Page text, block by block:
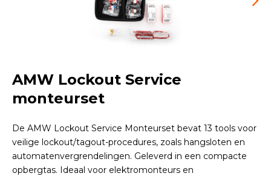
AMW Lockout Service
monteurset
De AMW Lockout Service Monteurset bevat 13 tools voor
veilige lockout/tagout-procedures, zoals hangsloten en
automatenvergrendelingen. Geleverd in een compacte
opbergtas. Ideaal voor elektromonteurs en